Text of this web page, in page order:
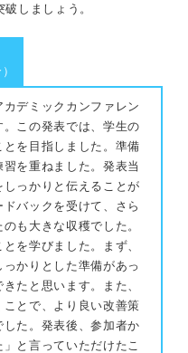
しましょう。
デミックカンファレン
この発表では、学生の
を目指しました。準備
を重ねました。発表当
っかりと伝えることが
バックを受けて、さら
も大きな収穫でした。
を学びました。まず、
かりとした準備があっ
たと思います。また、
とで、より良い改善策
た。発表後、参加者か
と言っていただけたこ